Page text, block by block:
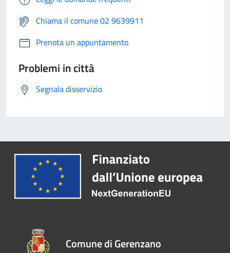
Chiama il comune 02 9639911
Prenota un appuntamento
Problemi in città
Segnala disservizio
Comune di Gerenzano